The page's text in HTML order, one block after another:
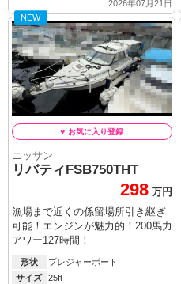
2026年07月21日
ニッサン
リバティFSB750THT
298 万円
漁場まで近くの係留場所引き継ぎ
可能！エンジンが魅力的！200馬力
アワー127時間！
形状
プレジャーボート
サイズ
25ft
NEW